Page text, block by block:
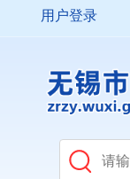
用户登录